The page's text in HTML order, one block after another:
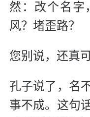
然：改个名字
风？堵歪路？
您别说，还真可
孔子说了，名
事不成。这句